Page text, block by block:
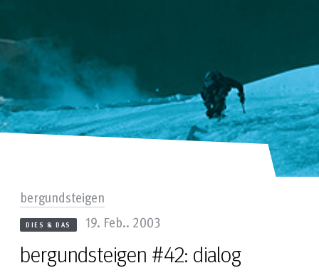
bergundsteigen #42: dialog
DIES & DAS 19. Feb.. 2003
bergundsteigen